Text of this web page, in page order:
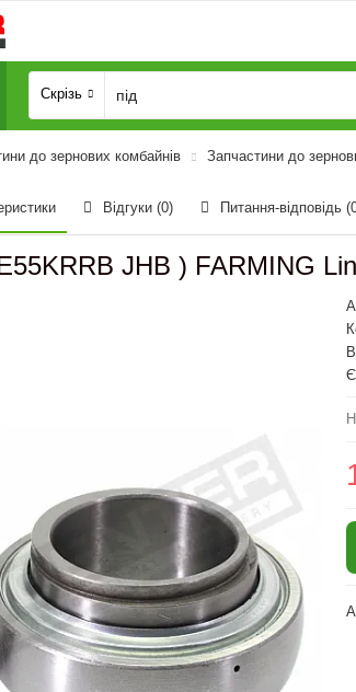
Скрізь
до зернових комбайнів Запчастини до
Відгуки (0) Питання-відповідь
JHB ) FARMING